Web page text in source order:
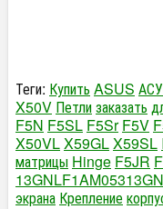
Теги: Купить ASUS
X50V Петлизаказать
F5N F5SL F5Sr F5V
X50VLX59GLX59SL
матрицы Hinge F5JR
13GNLF1AM053​
экрана Крепление